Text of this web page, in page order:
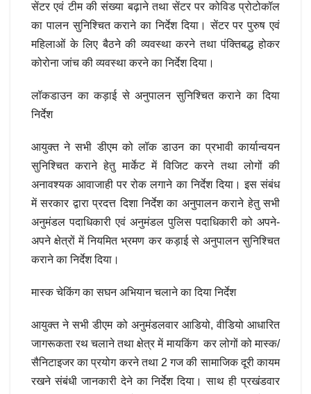
सेंटर एवं टीम की संख्या बढ़ाने तथा सेंटर पर कोविड प्रोटोकॉल
का पालन सुनिश्चित कराने का निर्देश दिया। सेंटर पर पुरुष एवं
महिलाओं के लिए बैठने की व्यवस्था करने तथा पंक्तिबद्ध होकर
कोरोना जांच की व्यवस्था करने का निर्देश दिया।
लॉकडाउन का कड़ाई से अनुपालन सुनिश्चित कराने का दिया
निर्देश
आयुक्त ने सभी डीएम को लॉक डाउन का प्रभावी कार्यान्वयन
सुनिश्चित कराने हेतु मार्केट में विजिट करने तथा लोगों की
अनावश्यक आवाजाही पर रोक लगाने का निर्देश दिया। इस संबंध
में सरकार द्वारा प्रदत्त दिशा निर्देश का अनुपालन कराने हेतु सभी
अनुमंडल पदाधिकारी एवं अनुमंडल पुलिस पदाधिकारी को अपने-
अपने क्षेत्रों में नियमित भ्रमण कर कड़ाई से अनुपालन सुनिश्चित
कराने का निर्देश दिया।
मास्क चेकिंग का सघन अभियान चलाने का दिया निर्देश
आयुक्त ने सभी डीएम को अनुमंडलवार आडियो, वीडियो आधारित
जागरूकता रथ चलाने तथा क्षेत्र में मायकिंग कर लोगों को मास्क/
सैनिटाइजर का प्रयोग करने तथा 2 गज की सामाजिक दूरी कायम
रखने संबंधी जानकारी देने का निर्देश दिया। साथ ही प्रखंडवार